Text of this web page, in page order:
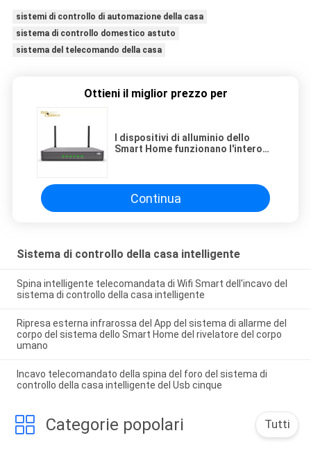
sistemi di controllo di automazione della casa
sistema di controllo domestico astuto
sistema del telecomando della casa
Ottieni il miglior prezzo per
I dispositivi di alluminio dello
Smart Home funzionano l'intero
Continua
Sistema di controllo della casa intelligente
Spina intelligente telecomandata di Wifi Smart dell'incavo del
sistema di controllo della casa intelligente
Ripresa esterna infrarossa del App del sistema di allarme del
corpo del sistema dello Smart Home del rivelatore del corpo
umano
Incavo telecomandato della spina del foro del sistema di
controllo della casa intelligente del Usb cinque
Categorie popolari Tutti